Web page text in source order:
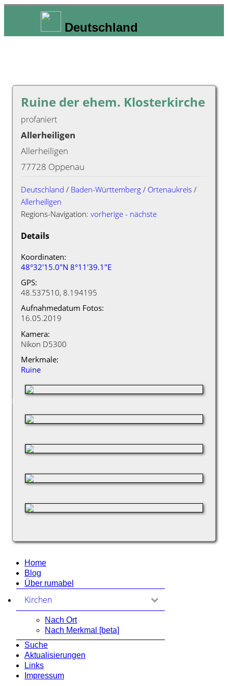
Deutschland
Ruine der ehem. Klosterkirche
profaniert
Allerheiligen
Allerheiligen
77728 Oppenau
Deutschland / Baden-Württemberg / Ortenaukreis /
Allerheiligen
Regions-Navigation: vorherige - nächste
Details
Koordinaten:
48°32'15.0"N 8°11'39.1"E
GPS:
48.537510, 8.194195
Aufnahmedatum Fotos:
16.05.2019
Kamera:
Nikon D5300
Merkmale:
Ruine
Home
Blog
Über rumabel
Kirchen
Nach Ort
Nach Merkmal [beta]
Suche
Aktualisierungen
Links
Impressum